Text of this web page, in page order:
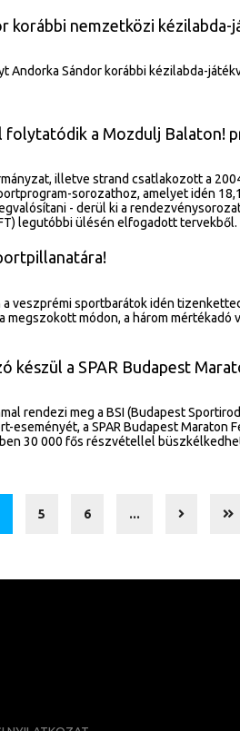
korábbi nemzetközi kézilabda-
Andorka Sándor korábbi kézilabda-
folytatódik a Mozdulj Balaton!
illetve strand csatlakozott a
sorozathoz, amelyet idén
- derül ki a
legutóbbi ülésén elfogadott tervekből.
veszprémi sportbarátok idén
megszokott módon, a három mértékadó
készül a SPAR Budapest
rendezi meg a BSI (Budapest
eseményét, a SPAR Budapest Maraton
30 000 fős részvétellel
5 6 ...